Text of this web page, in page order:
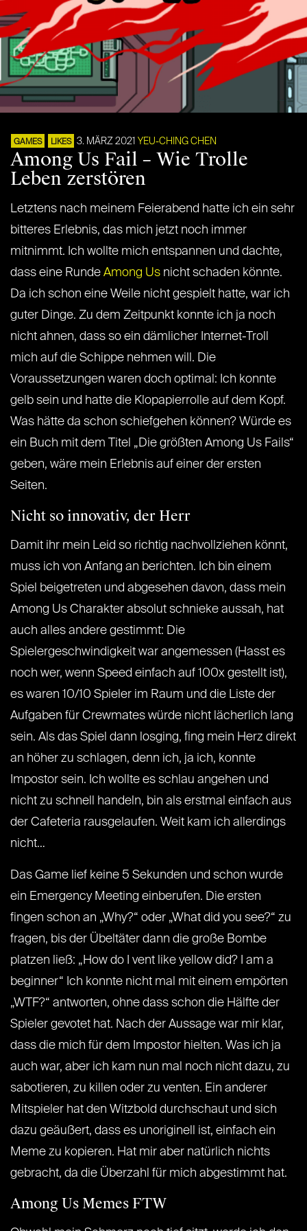
GAMES LIKES 3. MÄRZ 2021 YEU-CHING CHEN
Among Us Fail – Wie Trolle
Leben zerstören
Letztens nach meinem Feierabend hatte ich ein sehr
bitteres Erlebnis, das mich jetzt noch immer
mitnimmt. Ich wollte mich entspannen und dachte,
dass eine Runde Among Us nicht schaden könnte.
Da ich schon eine Weile nicht gespielt hatte, war ich
guter Dinge. Zu dem Zeitpunkt konnte ich ja noch
nicht ahnen, dass so ein dämlicher Internet-Troll
mich auf die Schippe nehmen will. Die
Voraussetzungen waren doch optimal: Ich konnte
gelb sein und hatte die Klopapierrolle auf dem Kopf.
Was hätte da schon schiefgehen können? Würde es
ein Buch mit dem Titel „Die größten Among Us Fails“
geben, wäre mein Erlebnis auf einer der ersten
Seiten.
Nicht so innovativ, der Herr
Damit ihr mein Leid so richtig nachvollziehen könnt,
muss ich von Anfang an berichten. Ich bin einem
Spiel beigetreten und abgesehen davon, dass mein
Among Us Charakter absolut schnieke aussah, hat
auch alles andere gestimmt: Die
Spielergeschwindigkeit war angemessen (Hasst es
noch wer, wenn Speed einfach auf 100x gestellt ist),
es waren 10/10 Spieler im Raum und die Liste der
Aufgaben für Crewmates würde nicht lächerlich lang
sein. Als das Spiel dann losging, fing mein Herz direkt
an höher zu schlagen, denn ich, ja ich, konnte
Impostor sein. Ich wollte es schlau angehen und
nicht zu schnell handeln, bin als erstmal einfach aus
der Cafeteria rausgelaufen. Weit kam ich allerdings
nicht…
Das Game lief keine 5 Sekunden und schon wurde
ein Emergency Meeting einberufen. Die ersten
fingen schon an „Why?“ oder „What did you see?“ zu
fragen, bis der Übeltäter dann die große Bombe
platzen ließ: „How do I vent like yellow did? I am a
beginner“ Ich konnte nicht mal mit einem empörten
„WTF?“ antworten, ohne dass schon die Hälfte der
Spieler gevotet hat. Nach der Aussage war mir klar,
dass die mich für dem Impostor hielten. Was ich ja
auch war, aber ich kam nun mal noch nicht dazu, zu
sabotieren, zu killen oder zu venten. Ein anderer
Mitspieler hat den Witzbold durchschaut und sich
dazu geäußert, dass es unoriginell ist, einfach ein
Meme zu kopieren. Hat mir aber natürlich nichts
gebracht, da die Überzahl für mich abgestimmt hat.
Among Us Memes FTW